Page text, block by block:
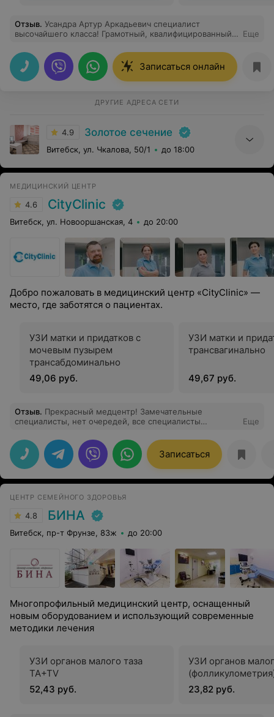
Отзыв. Усандра Артур Аркадьевич специалист
высочайшего класса! Грамотный, квалифицированный,
посмотрел и ответил на все мои вопросы. Спасибо!
Еще
Записаться онлайн
ДРУГИЕ АДРЕСА СЕТИ
4.9 Золотое сечение
Витебск, ул. Чкалова, 50/1 до 18:00
МЕДИЦИНСКИЙ ЦЕНТР
4.6 CityClinic
Витебск, ул. Новооршанская, 4 до 20:00
Добро пожаловать в медицинский центр «CityClinic» —
место, где заботятся о пациентах.
УЗИ матки и придатков с
мочевым пузырем
трансабдоминально
49,06 руб.
УЗИ матки и
трансвагинально
49,67 руб.
Отзыв. Прекрасный медцентр! Замечательные
специалисты, нет очередей, все специалисты
Еще
Записаться
ЦЕНТР СЕМЕЙНОГО ЗДОРОВЬЯ
4.8 БИНА
Витебск, пр-т Фрунзе, 83ж до 20:00
Многопрофильный медицинский центр, оснащенный
новым оборудованием и использующий современные
методики лечения
УЗИ органов малого таза
ТА+ТV
52,43 руб.
УЗИ органов
23,82 руб.